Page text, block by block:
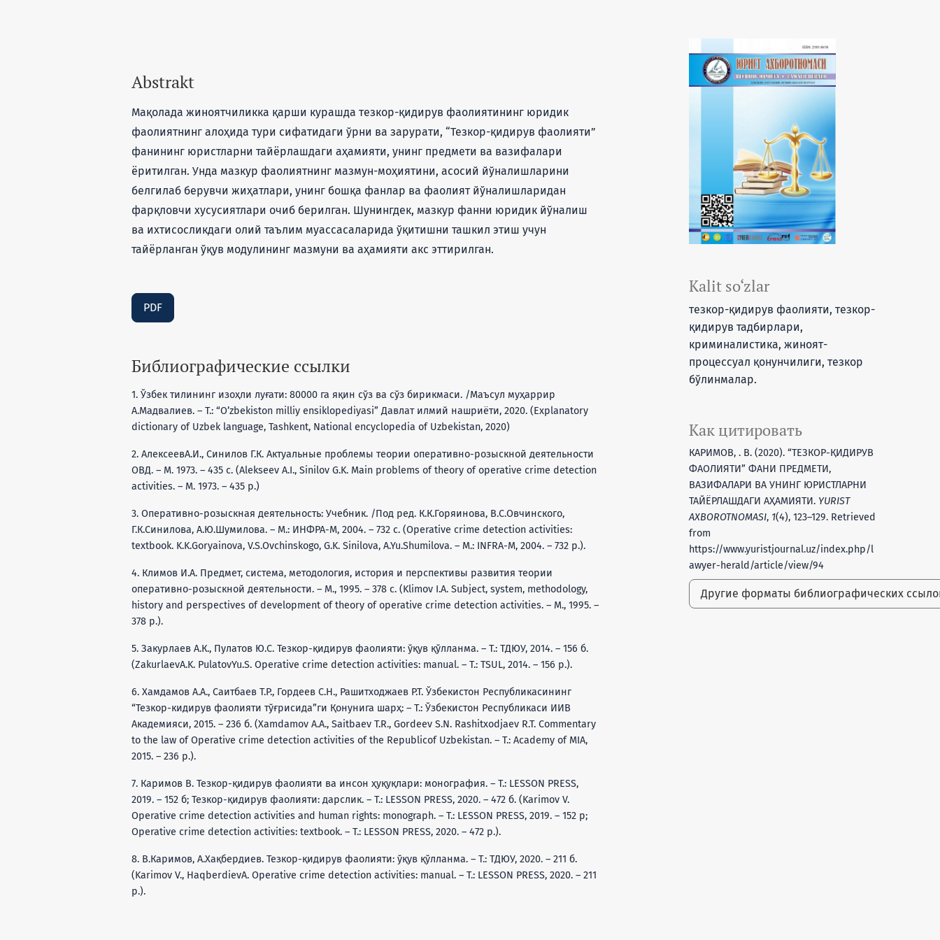
Kalit so‘zlar
тезкор-қидирув фаолияти, тезкор-
қидирув тадбирлари,
криминалистика, жиноят-
процессуал қонунчилиги, тезкор
бўлинмалар.
Как цитировать
КАРИМОВ, . В. (2020). “ТЕЗКОР-ҚИДИРУВ
ФАОЛИЯТИ” ФАНИ ПРЕДМЕТИ,
ВАЗИФАЛАРИ ВА УНИНГ ЮРИСТЛАРНИ
ТАЙЁРЛАШДАГИ АҲАМИЯТИ. YURIST
AXBOROTNOMASI, 1(4), 123–129. Retrieved
from
https://www.yuristjournal.uz/index.php/l
awyer-herald/article/view/94
Другие форматы библиографических
Abstrakt
Мақолада жиноятчиликка қарши курашда тезкор-қидирув фаолиятининг юридик
фаолиятнинг алоҳида тури сифатидаги ўрни ва зарурати, “Тезкор-қидирув фаолияти”
фанининг юристларни тайёрлашдаги аҳамияти, унинг предмети ва вазифалари
ёритилган. Унда мазкур фаолиятнинг мазмун-моҳиятини, асосий йўналишларини
белгилаб берувчи жиҳатлари, унинг бошқа фанлар ва фаолият йўналишларидан
фарқловчи хусусиятлари очиб берилган. Шунингдек, мазкур фанни юридик йўналиш
ва ихтисосликдаги олий таълим муассасаларида ўқитишни ташкил этиш учун
тайёрланган ўқув модулининг мазмуни ва аҳамияти акс эттирилган.
PDF
Библиографические ссылки
1. Ўзбек тилининг изоҳли луғати: 80000 га яқин сўз ва сўз бирикмаси. /Маъсул муҳаррир
А.Мадвалиев. – Т.: “O’zbekiston milliy ensiklopediyasi” Давлат илмий нашриёти, 2020. (Explanatory
dictionary of Uzbek language, Tashkent, National encyclopedia of Uzbekistan, 2020)
2. АлексеевА.И., Синилов Г.К. Актуальные проблемы теории оперативно-розыскной деятельности
ОВД. – М. 1973. – 435 с. (Alekseev A.I., Sinilov G.K. Main problems of theory of operative crime detection
activities. – М. 1973. – 435 p.)
3. Оперативно-розыскная деятельность: Учебник. /Под ред. К.К.Горяинова, В.С.Овчинского,
Г.К.Синилова, А.Ю.Шумилова. – М.: ИНФРА-М, 2004. – 732 с. (Operative crime detection activities:
textbook. K.K.Goryainova, V.S.Ovchinskogo, G.K. Sinilova, A.Yu.Shumilova. – M.: INFRA-M, 2004. – 732 p.).
4. Климов И.А. Предмет, система, методология, история и перспективы развития теории
оперативно-розыскной деятельности. – М., 1995. – 378 с. (Klimov I.A. Subject, system, methodology,
history and perspectives of development of theory of operative crime detection activities. – M., 1995. –
378 p.).
5. Закурлаев А.К., Пулатов Ю.С. Тезкор-қидирув фаолияти: ўқув қўлланма. – Т.: ТДЮУ, 2014. – 156 б.
(ZakurlaevA.K. PulatovYu.S. Operative crime detection activities: manual. – Т.: ТSUL, 2014. – 156 p.).
6. Хамдамов А.А., Саитбаев Т.Р., Гордеев С.Н., Рашитходжаев Р.Т. Ўзбекистон Республикасининг
“Тезкор-кидирув фаолияти тўғрисида”ги Қонунига шарҳ: – Т.: Ўзбекистон Республикаси ИИВ
Академияси, 2015. – 236 б. (Xamdamov A.A., Saitbaev T.R., Gordeev S.N. Rashitxodjaev R.T. Commentary
to the law of Operative crime detection activities of the Republicof Uzbekistan. – Т.: Academy of MIA,
2015. – 236 p.).
7. Каримов В. Тезкор-қидирув фаолияти ва инсон ҳуқуқлари: монография. – Т.: LESSON PRESS,
2019. – 152 б; Тезкор-қидирув фаолияти: дарслик. – Т.: LESSON PRESS, 2020. – 472 б. (Karimov V.
Operative crime detection activities and human rights: monograph. – Т.: LESSON PRESS, 2019. – 152 p;
Operative crime detection activities: textbook. – Т.: LESSON PRESS, 2020. – 472 p.).
8. В.Каримов, А.Хақбердиев. Тезкор-қидирув фаолияти: ўқув қўлланма. – Т.: ТДЮУ, 2020. – 211 б.
(Karimov V., HaqberdievA. Operative crime detection activities: manual. – Т.: LESSON PRESS, 2020. – 211
p.).